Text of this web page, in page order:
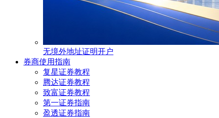
无境外地址证明开户
券商使用指南
复星证券教程
腾达证券教程
致富证券教程
第一证券指南
盈透证券指南